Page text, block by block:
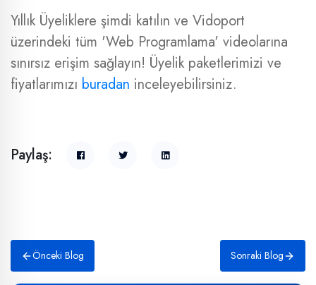
Yıllık Üyeliklere şimdi katılın ve Vidoport
üzerindeki tüm 'Web Programlama' videolarına
sınırsız erişim sağlayın! Üyelik paketlerimizi ve
fiyatlarımızı buradan inceleyebilirsiniz.
Paylaş:
Önceki Blog Sonraki Blog